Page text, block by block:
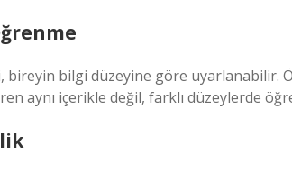
bilgi düzeyine göre uyarlanabilir.
aynı içerikle değil, farklı düzeylerde